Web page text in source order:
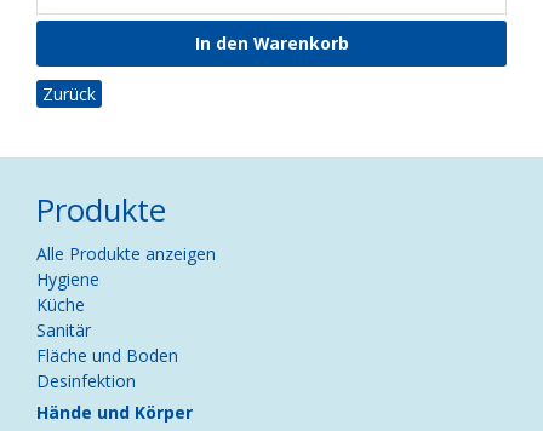
Zurück
Produkte
Navigation
überspringen
Alle Produkte anzeigen
Hygiene
Küche
Sanitär
Fläche und Boden
Desinfektion
Hände und Körper